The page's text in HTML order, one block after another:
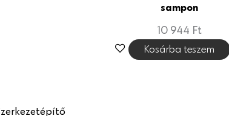
sampon
10 944 Ft
Kosárba teszem